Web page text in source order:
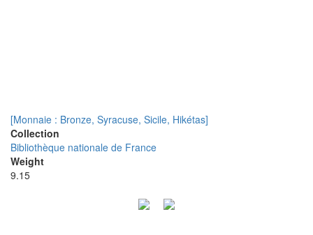
[Monnaie : Bronze, Syracuse, Sicile, Hikétas]
Collection
Bibliothèque nationale de France
Weight
9.15